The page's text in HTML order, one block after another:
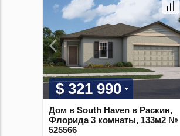
$ 321 990
Дом в South Haven в Раскин,
Флорида 3 комнаты, 133м2 №
525566